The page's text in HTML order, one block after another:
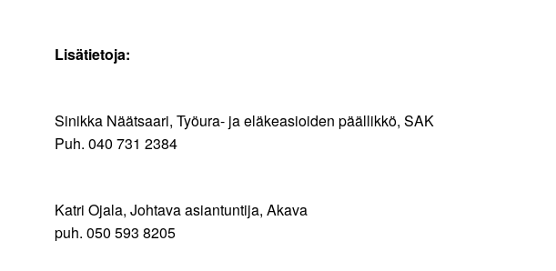
Lisätietoja:
Sinikka Näätsaari, Työura- ja eläkeasioiden päällikkö, SAK
Puh. 040 731 2384
Katri Ojala, Johtava asiantuntija, Akava
puh. 050 593 8205